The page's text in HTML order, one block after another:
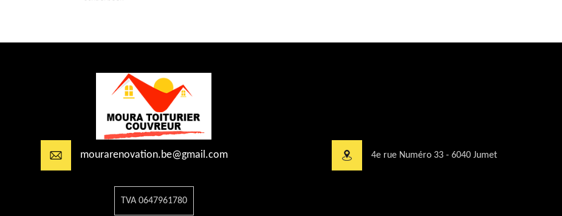
mourarenovation.be@gmail.com 4e rue Numéro 33 - 6040 Jumet
TVA 0647961780